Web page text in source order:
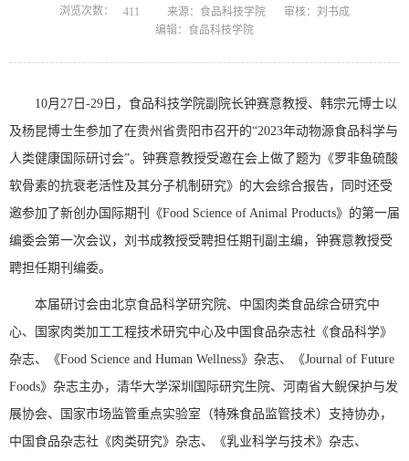
浏览次数：
411 来源：食品科技学院
审核：刘书成
编辑：食品科技学院
10月27日-29日，食品科技学院副院长钟赛意教授、韩宗元博士以
及杨昆博士生参加了在贵州省贵阳市召开的“2023年动物源食品科学与
人类健康国际研讨会”。钟赛意教授受邀在会上做了题为《罗非鱼硫酸
软骨素的抗衰老活性及其分子机制研究》的大会综合报告，同时还受
邀参加了新创办国际期刊《Food Science of Animal Products》的第一届
编委会第一次会议，刘书成教授受聘担任期刊副主编，钟赛意教授受
聘担任期刊编委。
本届研讨会由北京食品科学研究院、中国肉类食品综合研究中
心、国家肉类加工工程技术研究中心及中国食品杂志社《食品科学》
杂志、《Food Science and Human Wellness》杂志、《Journal of Future
Foods》杂志主办，清华大学深圳国际研究生院、河南省大鲵保护与发
展协会、国家市场监管重点实验室（特殊食品监管技术）支持协办，
中国食品杂志社《肉类研究》杂志、《乳业科学与技术》杂志、